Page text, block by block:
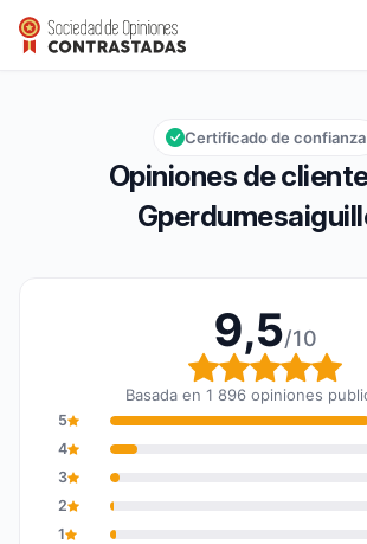
Gperdumesaiguilles
Calificación global: 9,5 de 10
9,5/10
Opiniones de
Certificado de confianza
9,5/10
Calificación
Basada en 1 896 opiniones
5
4
3
2
1